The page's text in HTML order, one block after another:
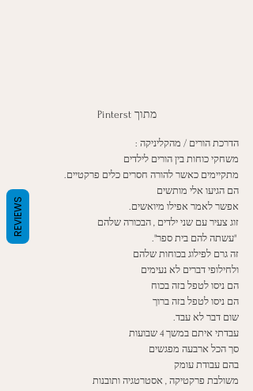
מתוך Pinterst
הדרכת הורים / מהקליניקה :
משחקי כוחות בין הורים לילדים
מתקיימים כאשר להורה חסרים כלים פרקטיים.
הם הגיעו אלי מותשים
אפשר לאמר אפילו מיואשים.
זוג צעיר עם שני ילדים , הבכורה שלהם
זה גרם לפילוג בכוחות שלהם
ולחילופי דברים לא נעימים
הם ניסו לטפל בזה בכוח
הם ניסו לטפל בזה ברוך
שום דבר לא עבד.
עבדתי איתם במשך 4 שבועות
סך הכל ארבעה מפגשים
בהם עבודת עומק
משולבת פרקטיקה , אסטרטגיה ותובנות
REVIEWS